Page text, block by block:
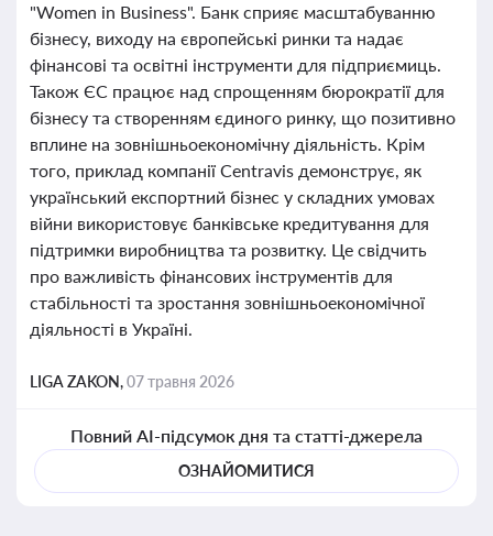
"Women in Business". Банк сприяє масштабуванню
бізнесу, виходу на європейські ринки та надає
фінансові та освітні інструменти для підприємиць.
Також ЄС працює над спрощенням бюрократії для
бізнесу та створенням єдиного ринку, що позитивно
вплине на зовнішньоекономічну діяльність. Крім
того, приклад компанії Centravis демонструє, як
український експортний бізнес у складних умовах
війни використовує банківське кредитування для
підтримки виробництва та розвитку. Це свідчить
про важливість фінансових інструментів для
стабільності та зростання зовнішньоекономічної
діяльності в Україні.
LIGA ZAKON,07 травня 2026
Повний AI-підсумок дня та статті-джерела
ОЗНАЙОМИТИСЯ